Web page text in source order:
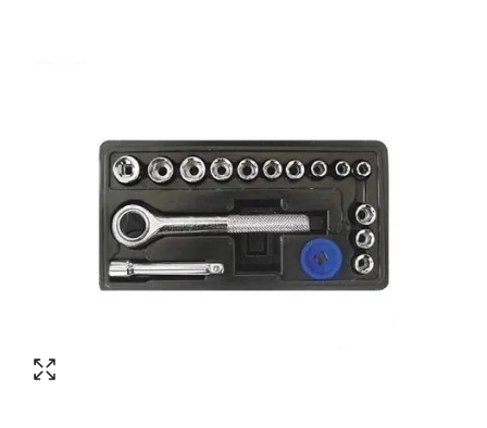
ПЕРЕЗВОНИТЕ МНЕ
Согласен с обработкой персональных
данных в соответствии с политикой
конфиденциальности